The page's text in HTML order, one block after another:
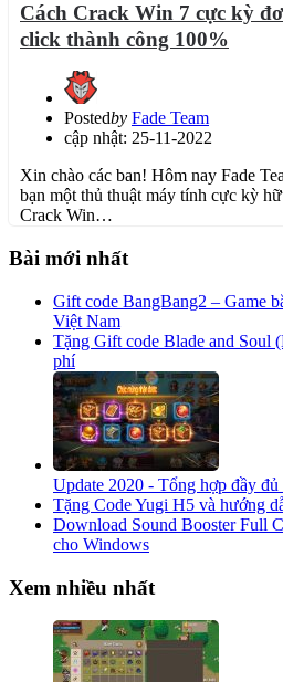
Cách Crack Win 7 cực kỳ
click thành công 100%
Postedby Fade Team
cập nhật: 25-11-2022
Xin chào các ban! Hôm nay Fade
bạn một thủ thuật máy tính cực kỳ
Crack Win…
Bài mới nhất
Gift code BangBang2 – Game
Việt Nam
Tặng Gift code Blade and Soul
phí
Update 2020 - Tổng hợp đầy
Tặng Code Yugi H5 và hướng
Download Sound Booster Full
cho Windows
Xem nhiều nhất